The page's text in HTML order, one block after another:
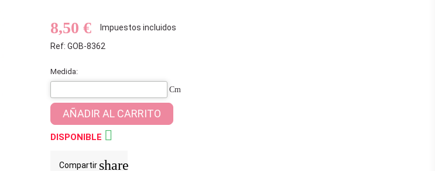
8,50 €
Impuestos incluidos
Ref: GOB-8362
Medida:
Cm
AÑADIR AL CARRITO
DISPONIBLE 
Compartir share